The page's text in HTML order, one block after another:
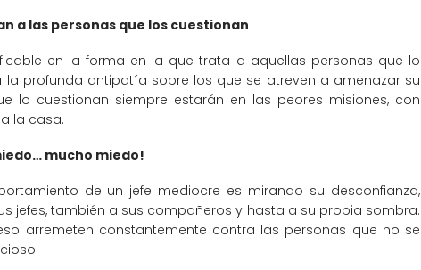
a las personas que los cuestionan
en la forma en la que trata a aquellas personas que lo
la profunda antipatía sobre los que se atreven a amenazar su
lo cuestionan siempre estarán en las peores misiones, con
la casa.
mucho miedo!
de un jefe mediocre es mirando su desconfianza,
jefes, también a sus compañeros y hasta a su propia sombra.
arremeten constantemente contra las personas que no se